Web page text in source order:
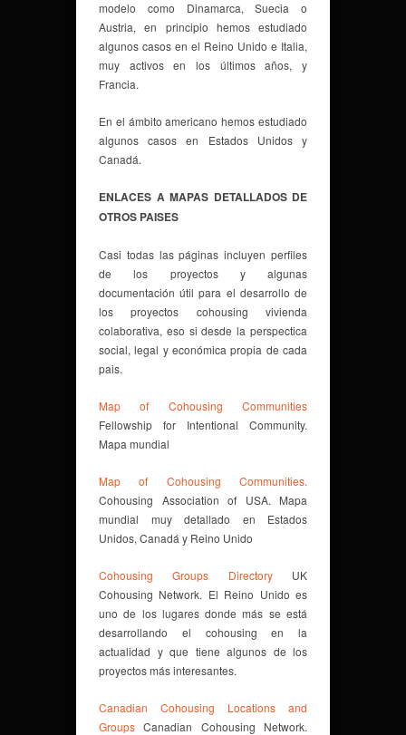
modelo como Dinamarca, Suecia o
Austria, en principio hemos estudiado
algunos casos en el Reino Unido e Italia,
muy activos en los últimos años, y
Francia.
En el ámbito americano hemos estudiado
algunos casos en Estados Unidos y
Canadá.
ENLACES A MAPAS DETALLADOS DE
OTROS PAISES
Casi todas las páginas incluyen perfiles
de los proyectos y algunas
documentación útil para el desarrollo de
los proyectos cohousing vivienda
colaborativa, eso si desde la perspectica
social, legal y económica propia de cada
pais.
Map of Cohousing Communities
Fellowship for Intentional Community.
Mapa mundial
Map of Cohousing Communities.
Cohousing Association of USA. Mapa
mundial muy detallado en Estados
Unidos, Canadá y Reino Unido
Cohousing Groups DirectoryUK
Cohousing Network. El Reino Unido es
uno de los lugares donde más se está
desarrollando el cohousing en la
actualidad y que tiene algunos de los
proyectos más interesantes.
Canadian Cohousing Locations and
Groups Canadian Cohousing Network.